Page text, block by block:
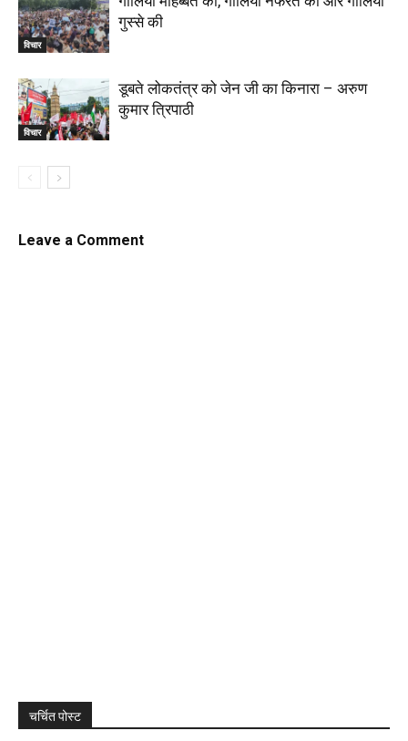
विचार
गुस्से की
विचार
डूबते लोकतंत्र को जेन जी का किनारा – अरुण
कुमार त्रिपाठी
Leave a Comment
चर्चित पोस्ट